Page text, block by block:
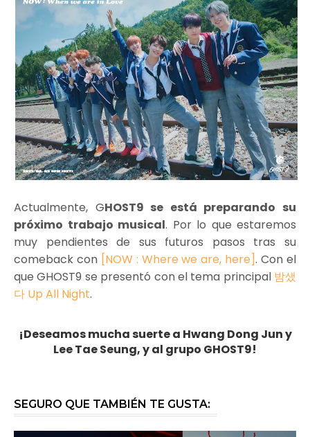
Actualmente, GHOST9 se está preparando su
próximo trabajo musical. Por lo que estaremos
muy pendientes de sus futuros pasos tras su
comeback con [NOW : Where we are, here]. Con el
que GHOST9 se presentó con el tema principal 밤샜
다 Up All Night.
¡Deseamos mucha suerte a Hwang Dong Jun y
Lee Tae Seung, y al grupo GHOST9!
SEGURO QUE TAMBIÉN TE GUSTA: